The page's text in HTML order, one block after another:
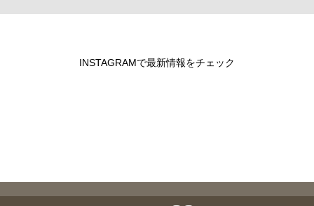
INSTAGRAMで最新情報をチェック